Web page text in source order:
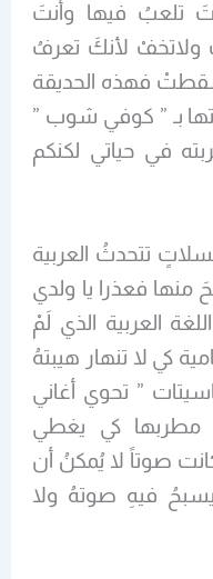
تلعبُ فيها وأنتَ
لأنكَ تعرفُ
فهذه الحديقة
بـ ” كوفي شوب ”
في حياتي لكنكم
تتحدثُ العربية
منها فعذرا يا ولدي
العربية الذي لَمْ
كي لا تنهار هيبتهُ
” تحوي أغاني
كي يغطي
صوتاً لا يُمكنُ أن
يسبحُ فيهِ صوتهُ ولا